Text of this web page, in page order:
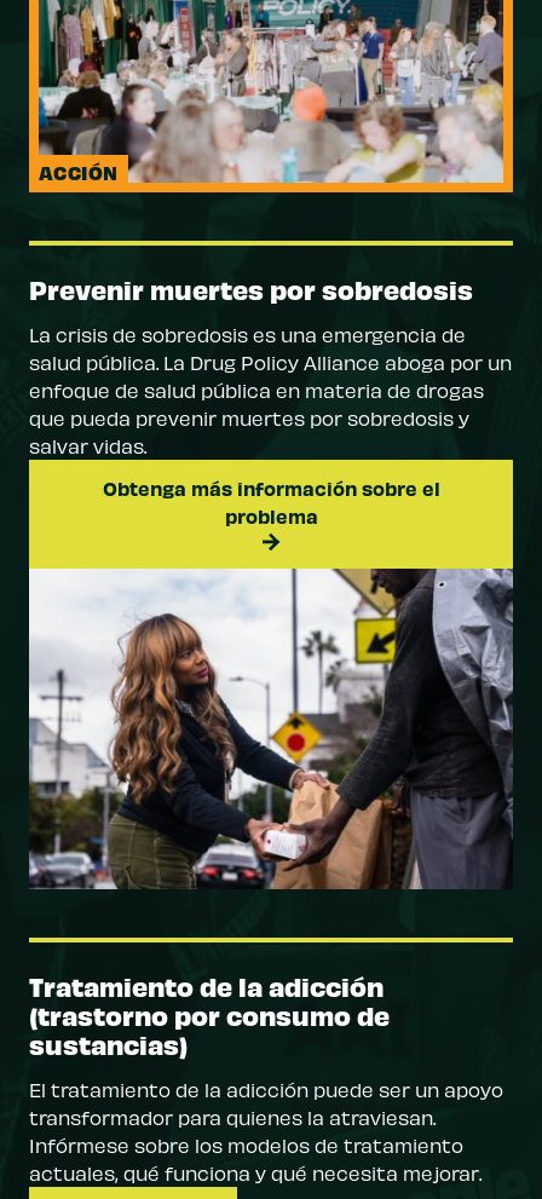
ACCIÓN
Prevenir muertes por sobredosis
La crisis de sobredosis es una emergencia de
salud pública. La Drug Policy Alliance aboga por un
enfoque de salud pública en materia de drogas
que pueda prevenir muertes por sobredosis y
salvar vidas.
Obtenga más información sobre el
problema
Tratamiento de la adicción
(trastorno por consumo de
sustancias)
El tratamiento de la adicción puede ser un apoyo
transformador para quienes la atraviesan.
Infórmese sobre los modelos de tratamiento
actuales, qué funciona y qué necesita mejorar.